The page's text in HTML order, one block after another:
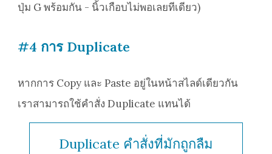
ปุ่ม G พร้อมกัน - นิ้วเกือบไม่พอเลยทีเดียว)
#4 การ Duplicate
หากการ Copy และ Paste อยู่ในหน้าสไลด์เดียวกัน
เราสามารถใช้คำสั่ง Duplicate แทนได้
Duplicate คำสั่งที่มักถูกลืม